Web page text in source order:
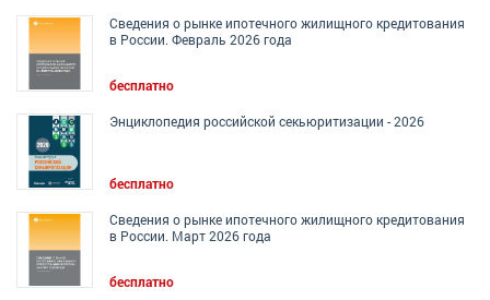
Сведения о рынке ипотечного жилищного кредитования
в России. Февраль 2026 года
бесплатно
Энциклопедия российской секьюритизации - 2026
бесплатно
Сведения о рынке ипотечного жилищного кредитования
в России. Март 2026 года
бесплатно